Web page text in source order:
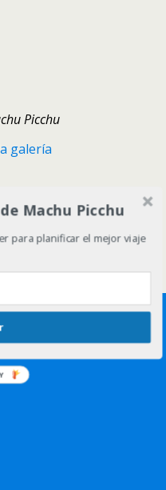
Picchu
galería
Escritorio
Machu Picchu
para planificar el mejor viaje